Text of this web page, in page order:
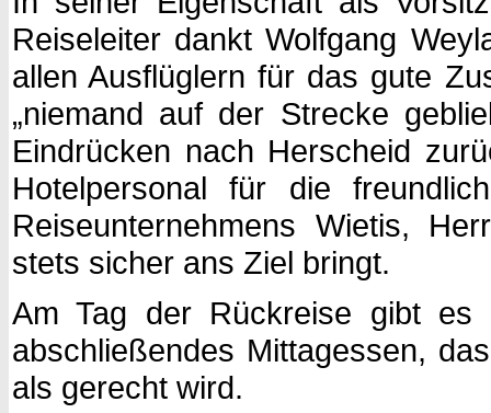
Reiseleiter dankt Wolfgang
allen Ausflüglern für das gute
„niemand auf der Strecke
Eindrücken nach Herscheid
Hotelpersonal für die
Reiseunternehmens Wietis,
stets sicher ans Ziel bringt.
Am Tag der Rückreise gibt es
abschließendes Mittagessen,
als gerecht wird.